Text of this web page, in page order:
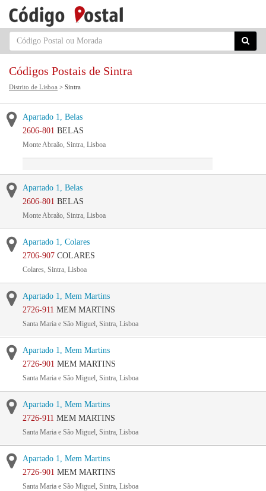
Códigos Postais de Sintra
Distrito de Lisboa > Sintra
Apartado 1, Belas
2606-801 BELAS
Monte Abraão, Sintra, Lisboa
Apartado 1, Belas
2606-801 BELAS
Monte Abraão, Sintra, Lisboa
Apartado 1, Colares
2706-907 COLARES
Colares, Sintra, Lisboa
Apartado 1, Mem Martins
2726-911 MEM MARTINS
Santa Maria e São Miguel, Sintra, Lisboa
Apartado 1, Mem Martins
2726-901 MEM MARTINS
Santa Maria e São Miguel, Sintra, Lisboa
Apartado 1, Mem Martins
2726-911 MEM MARTINS
Santa Maria e São Miguel, Sintra, Lisboa
Apartado 1, Mem Martins
2726-901 MEM MARTINS
Santa Maria e São Miguel, Sintra, Lisboa